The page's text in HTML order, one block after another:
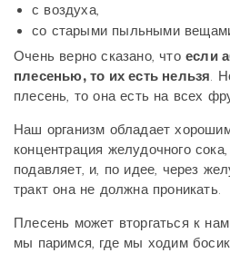
с воздуха,
со старыми пыльными
Очень верно сказано, что если
плесенью, то их есть нельзя .
плесень, то она есть на всех
Наш организм обладает
концентрация желудочного
подавляет, и, по идее, через
тракт она не должна проникать.
Плесень может вторгаться к
мы паримся, где мы ходим